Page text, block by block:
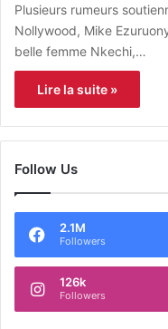
Plusieurs rumeurs
Nollywood, Mike
belle femme Nkechi,…
Lire la suite »
Follow Us
2.1M
Followers
126k
Followers